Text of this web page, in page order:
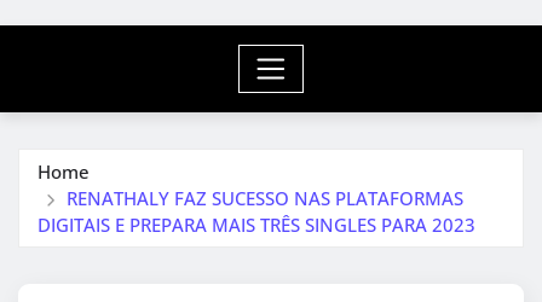
Home
RENATHALY FAZ SUCESSO NAS PLATAFORMAS
DIGITAIS E PREPARA MAIS TRÊS SINGLES PARA 2023